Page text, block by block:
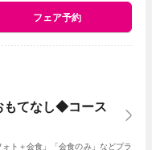
フェア予約
もてなし◆コース
ト＋会食」「会食のみ」などプラ